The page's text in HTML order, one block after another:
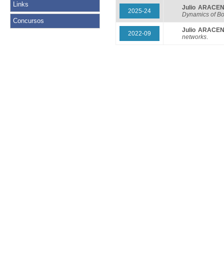
Links
Concursos
2025-24
Julio
Dynamics of
2022-09
Julio
networks.